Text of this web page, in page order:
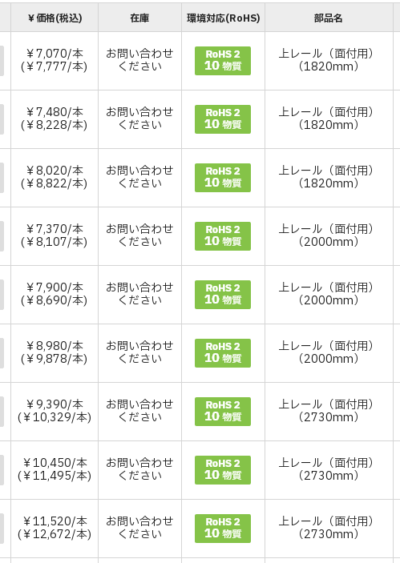
￥価格(税込) 在庫 環境対応(RoHS) 部品名
￥7,070/本
(￥7,777/本)
お問い合わせ
ください
上レール（面付用）
（1820mm）
￥7,480/本
(￥8,228/本)
お問い合わせ
ください
上レール（面付用）
（1820mm）
￥8,020/本
(￥8,822/本)
お問い合わせ
ください
上レール（面付用）
（1820mm）
￥7,370/本
(￥8,107/本)
お問い合わせ
ください
上レール（面付用）
（2000mm）
￥7,900/本
(￥8,690/本)
お問い合わせ
ください
上レール（面付用）
（2000mm）
￥8,980/本
(￥9,878/本)
お問い合わせ
ください
上レール（面付用）
（2000mm）
￥9,390/本
(￥10,329/本)
お問い合わせ
ください
上レール（面付用）
（2730mm）
￥10,450/本
(￥11,495/本)
お問い合わせ
ください
上レール（面付用）
（2730mm）
￥11,520/本
(￥12,672/本)
お問い合わせ
ください
上レール（面付用）
（2730mm）